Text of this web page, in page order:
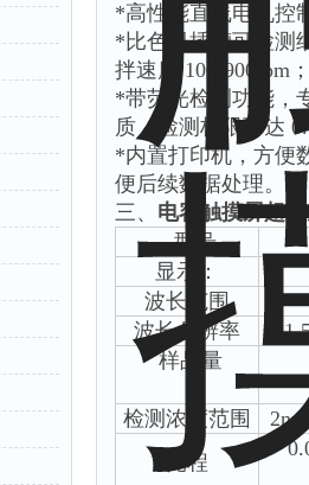
*高性能直线电机控
* 比色皿插槽可检测
拌速度
100-900rpm
*带荧光检测功能，
质，检测极限可达
*内置打印机，方便
便后续数据处理。
三、 电容触摸屏超
型
号
显示：
波长范围
波长分辨率
样品量
检测浓度范围 2ng/
光程